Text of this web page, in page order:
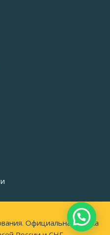
Официальная скупка